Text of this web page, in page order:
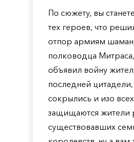
По сюжету, вы
тех героев, что
отпор армиям
полководца
объявил войну
последней
сокрылись и изо
защищаются жители
существовавших